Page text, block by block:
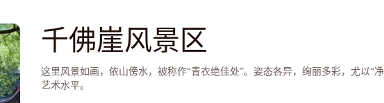
千佛崖风景区
这里风景如画，依山傍水，被称作“青衣绝佳处”。姿态各异，绚丽多彩，尤以“
艺术水平。